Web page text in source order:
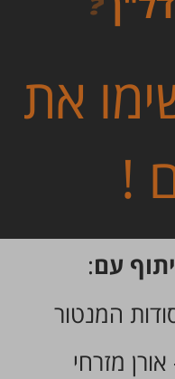
את
!
עם:
המנטור
מזרחי